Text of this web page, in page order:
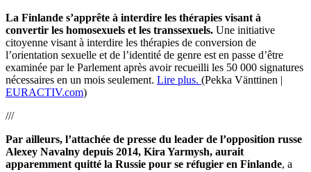
La Finlande s’apprête à interdire les thérapies visant à
convertir les homosexuels et les transsexuels. Une initiative
citoyenne visant à interdire les thérapies de conversion de
l’orientation sexuelle et de l’identité de genre est en passe d’être
examinée par le Parlement après avoir recueilli les 50 000 signatures
nécessaires en un mois seulement. Lire plus. (Pekka Vänttinen |
EURACTIV.com)
///
Par ailleurs, l’attachée de presse du leader de l’opposition russe
Alexey Navalny depuis 2014, Kira Yarmysh, aurait
apparemment quitté la Russie pour se réfugier en Finlande, a